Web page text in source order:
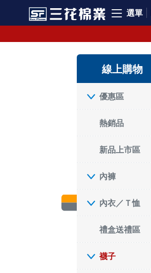
選單
線上購物
優惠區
熱銷品
新品上市區
內褲
內衣／Ｔ恤
禮盒送禮區
襪子